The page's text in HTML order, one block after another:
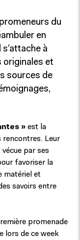
du
en
à
originales et
sources de
» est la
rencontres. Leur
par ses
favoriser la
matériel et
savoirs entre
promenade
lors de ce week